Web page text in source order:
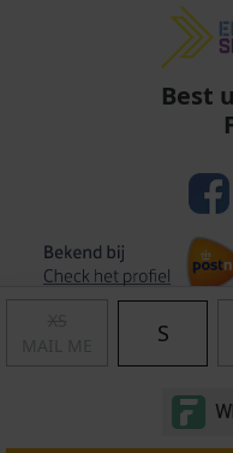
S
Best
Algemene
© Copyright